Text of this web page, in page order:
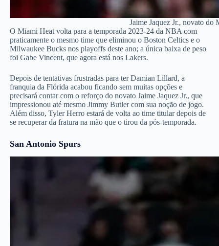
Jaime Jaquez Jr., novato
O Miami Heat volta para a temporada 2023-24 da NBA com
praticamente o mesmo time que eliminou o Boston Celtics e o
Milwaukee Bucks nos playoffs deste ano; a única baixa de peso
foi Gabe Vincent, que agora está nos Lakers.
Depois de tentativas frustradas para ter Damian Lillard, a
franquia da Flórida acabou ficando sem muitas opções e
precisará contar com o reforço do novato Jaime Jaquez Jr., que
impressionou até mesmo Jimmy Butler com sua noção de jogo.
Além disso, Tyler Herro estará de volta ao time titular depois de
se recuperar da fratura na mão que o tirou da pós-temporada.
San Antonio Spurs